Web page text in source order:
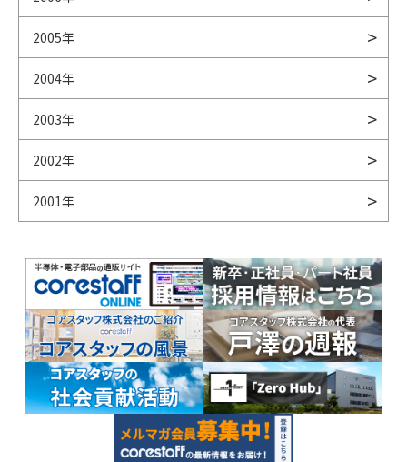
2005年
2004年
2003年
2002年
2001年